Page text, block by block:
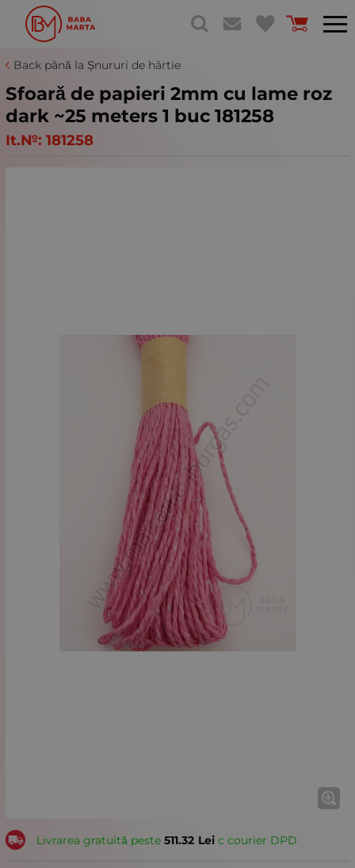
Back până la Șnururi de hârtie
Sfoară de papieri 2mm cu lame roz
dark ~25 meters 1 buc 181258
It.№: 181258
Livrarea gratuită peste 511.32 Leiс courier DPD